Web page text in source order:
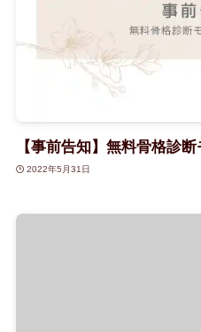
【事前告知】無料骨格診
2022年5月31日